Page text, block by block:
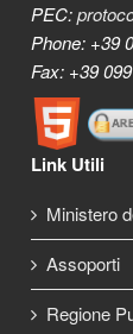
PEC:
Phone: +39
Fax: +39
Link Utili
Ministero
Assoporti
Regione